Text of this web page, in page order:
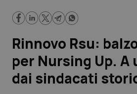
Regioni e Asl
Lavoro e Professioni
Scienza e Farmaci
Studi e Analisi
Rinnovo Rsu:
per Nursing Up. A
dai sindacati